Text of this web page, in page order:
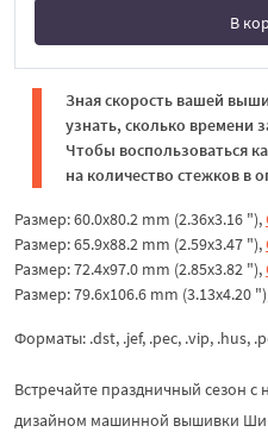
В
В
Зная скорость вашей
узнать, сколько времени
Чтобы воспользоваться
на количество стежков в
Размер: 60.0x80.2 mm (2.36x3.16 "),
Размер: 65.9x88.2 mm (2.59x3.47 "),
Размер: 72.4x97.0 mm (2.85x3.82 "),
Размер: 79.6x106.6 mm (3.13x4.20
Форматы: .dst, .jef, .pec, .vip, .hus,
Встречайте праздничный сезон
дизайном машинной вышивки